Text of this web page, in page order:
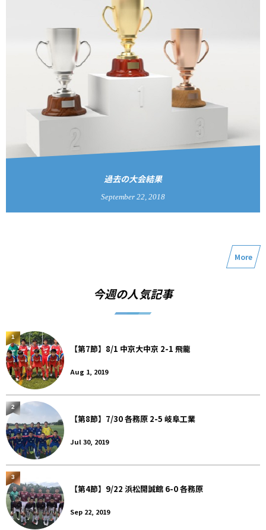
過去の大会結果
September 22, 2018
More
今週の人気記事
【第7節】8/1 中京大中京 2-1 飛龍
Aug 1, 2019
1
【第8節】7/30 各務原 2-5 岐阜工業
Jul 30, 2019
2
【第4節】9/22 浜松開誠館 6-0 各務原
Sep 22, 2019
3